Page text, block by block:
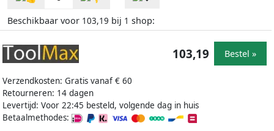
Beschikbaar voor 103,19 bij 1 shop:
Verzendkosten: Gratis vanaf € 60
Retourneren: 14 dagen
Levertijd: Voor 22:45 besteld, volgende dag in huis
Betaalmethodes:
103,19 Bestel »